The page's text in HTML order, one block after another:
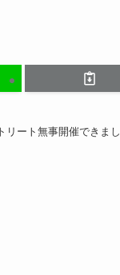
ート無事開催できまし